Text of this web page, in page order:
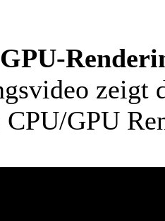
zeigt
GPU